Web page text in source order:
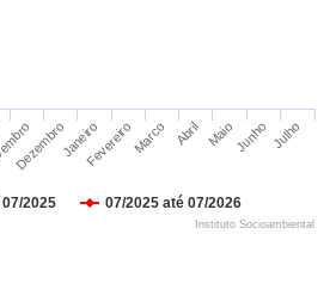
2025 07/2025 até 07/2026
DezembroJaneiroFevereiroMarco Abril MaioJunho Julho
Instituto Socioambiental